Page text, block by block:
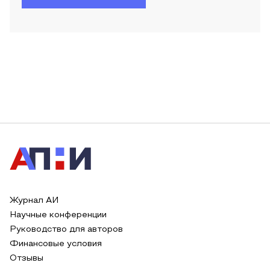
Журнал АИ
Научные конференции
Руководство для авторов
Финансовые условия
Отзывы